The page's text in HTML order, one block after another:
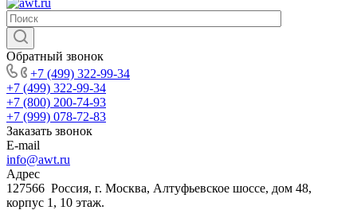
Обратный звонок
+7 (499) 322-99-34
+7 (499) 322-99-34
+7 (800) 200-74-93
+7 (999) 078-72-83
Заказать звонок
E-mail
info@awt.ru
Адрес
127566 Россия, г. Москва, Алтуфьевское шоссе, дом 48,
корпус 1, 10 этаж.